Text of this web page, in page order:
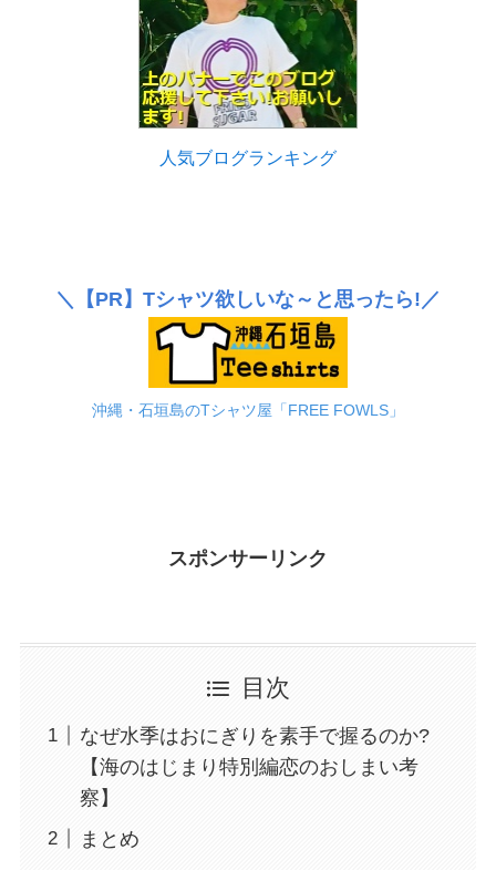
人気ブログランキング
＼ 【PR】 Tシャツ欲しいな～と思ったら!／
沖縄・石垣島のTシャツ屋「FREE FOWLS」
スポンサーリンク
目次
なぜ水季はおにぎりを素手で握るのか?
【海のはじまり特別編恋のおしまい考
察】
まとめ